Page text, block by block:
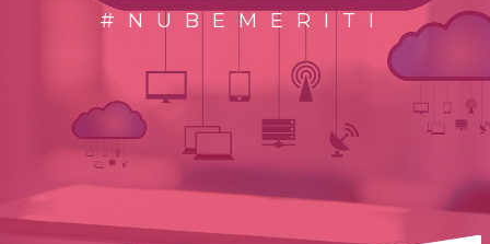
#NUBEMERITI